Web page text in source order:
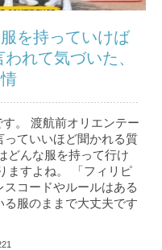
を持っていけば
れて気づいた、
。 渡航前オリエンテー
ていいほど聞かれる質
どんな服を持って行け
ますよね。 「フィリピ
コードやルールはある
服のままで大丈夫です